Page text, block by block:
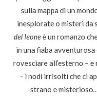
sulla mappa di un
inesplorate o misteri da
del leoneè un romanzo
in una fiaba
rovesciare all’esterno –
– i nodi irrisolti che ci
strano e